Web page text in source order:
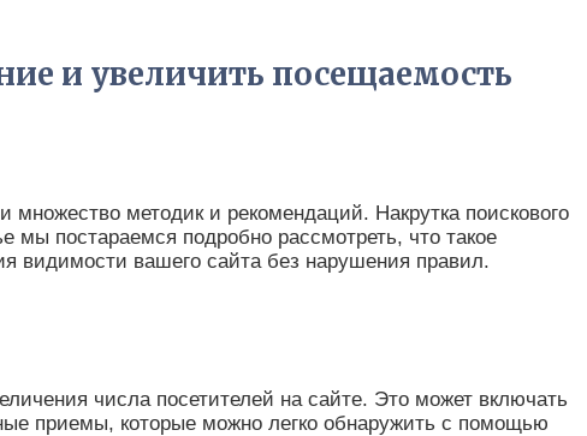
и увеличить посещаемость
методик и рекомендаций. Накрутка поискового
мы постараемся подробно рассмотреть, что такое
видимости вашего сайта без нарушения правил.
числа посетителей на сайте. Это может включать
приемы, которые можно легко обнаружить с помощью